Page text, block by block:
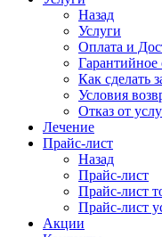
Назад
Услуги
Оплата и
Как сделать
Условия
Отказ от
Лечение
Прайс-лист
Назад
Прайс-лист
Прайс-лист
Прайс-лист
Акции